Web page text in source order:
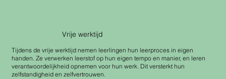
Vrije werktijd
Tijdens de vrije werktijd nemen leerlingen hun leerproces in eigen
handen. Ze verwerken leerstof op hun eigen tempo en manier, en leren
verantwoordelijkheid opnemen voor hun werk. Dit versterkt hun
zelfstandigheid en zelfvertrouwen.